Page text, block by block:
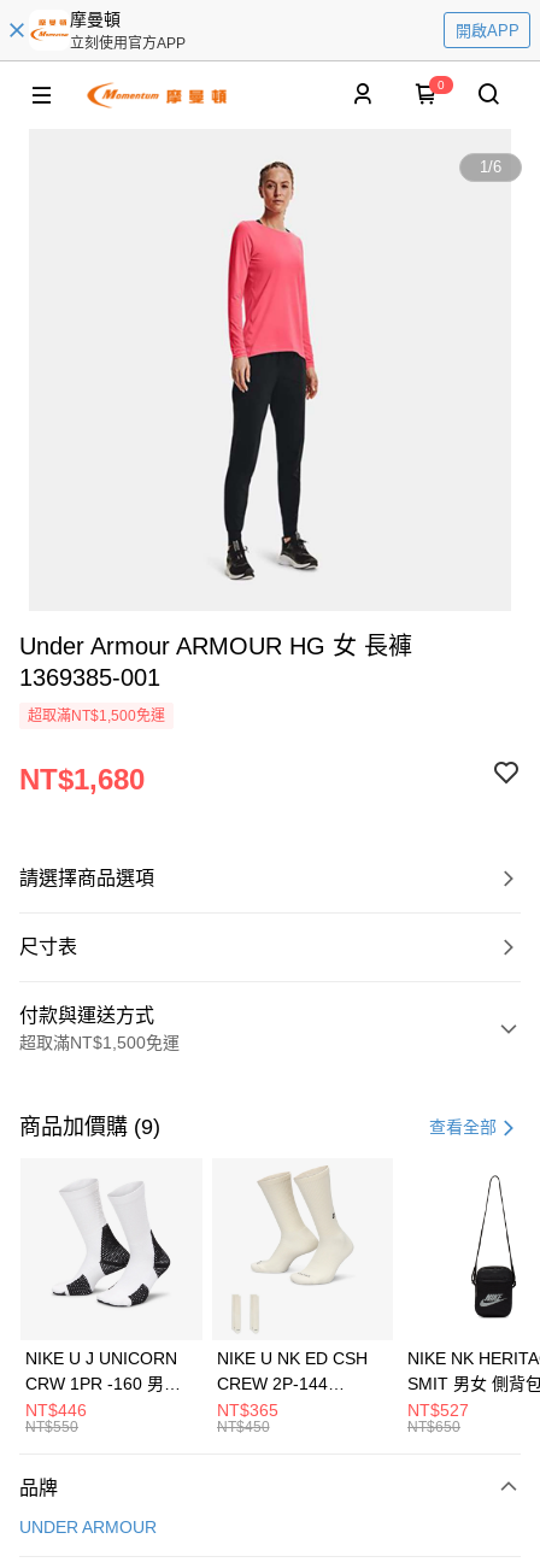
摩曼頓
立刻使用官方APP
開啟APP
0
1/6
Under Armour ARMOUR HG 女 長褲
1369385-001
超取滿NT$1,500免運
NT$1,680
請選擇商品選項
尺寸表
付款與運送方式
超取滿NT$1,500免運
信用卡一次付款
3 期 0 利率 每期 21家銀行
合作金庫商業銀行
第一商業銀行
華南商業銀行
彰化商業銀行
上海商業儲蓄銀行
元大商業銀行
台灣樂天信用卡公司
Apple Pay
全盈+PAY
AFTEE先享後付
【關於「AFTEE先享後付」】
便利好安心！
運送方式
商品加價購 (9) 查看全部
NIKE U J UNICORN
CRW 1PR -160 男女
中統襪 FZ3393100
NT$446
NT$550
NIKE U NK ED CSH
CREW 2P-144
EMBRDY 男女 短統襪
FZ3073133
NT$365
NT$450
NIKE NK
SMIT 男女 側背
BA5871010
NT$527
NT$650
品牌
UNDER ARMOUR